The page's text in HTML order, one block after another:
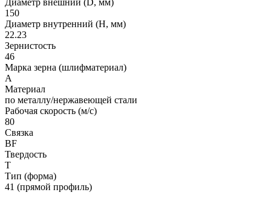
150
Диаметр внутренний (H, мм)
22.23
Зернистость
46
Марка зерна (шлифматериал)
A
Материал
по металлу/нержавеющей стали
Рабочая скорость (м/с)
80
Связка
BF
Твердость
T
Тип (форма)
41 (прямой профиль)